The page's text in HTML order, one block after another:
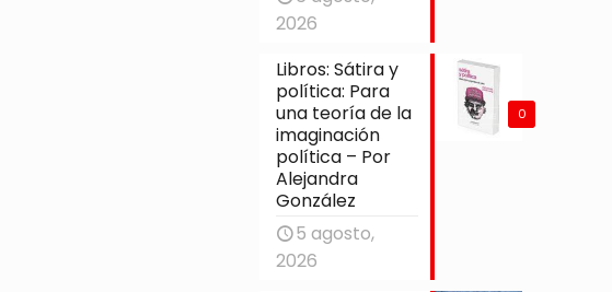
2026
0
Libros: Sátira y
política: Para
una teoría de la
imaginación
política – Por
Alejandra
González
5 agosto,
2026